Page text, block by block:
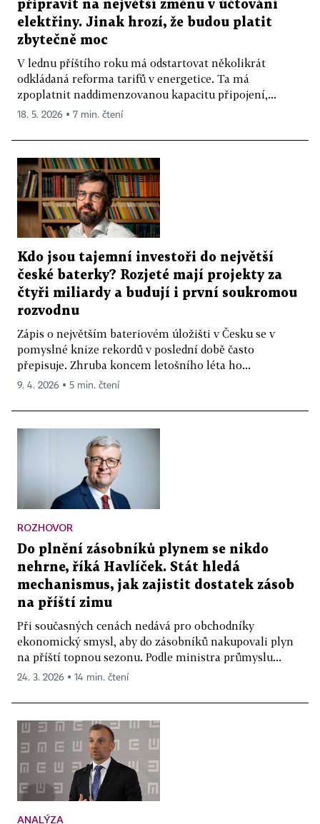
připravit na největší změnu v účtování
elektřiny. Jinak hrozí, že budou platit
zbytečně moc
V lednu příštího roku má odstartovat několikrát
odkládaná reforma tarifů v energetice. Ta má
zpoplatnit naddimenzovanou kapacitu připojení,...
18. 5. 2026 ▪ 7 min. čtení
Kdo jsou tajemní investoři do největší
české baterky? Rozjeté mají projekty za
čtyři miliardy a budují i první soukromou
rozvodnu
Zápis o největším bateriovém úložišti v Česku se v
pomyslné knize rekordů v poslední době často
přepisuje. Zhruba koncem letošního léta ho...
9. 4. 2026 ▪ 5 min. čtení
ROZHOVOR
Do plnění zásobníků plynem se nikdo
nehrne, říká Havlíček. Stát hledá
mechanismus, jak zajistit dostatek zásob
na příští zimu
Při současných cenách nedává pro obchodníky
ekonomický smysl, aby do zásobníků nakupovali plyn
na příští topnou sezonu. Podle ministra průmyslu...
24. 3. 2026 ▪ 14 min. čtení
ANALÝZA